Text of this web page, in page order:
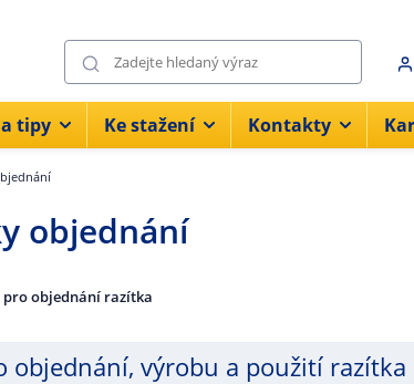
tipy Ke stažení Kontakty
objednání
objednání razítka
objednání, výrobu a použití razítka